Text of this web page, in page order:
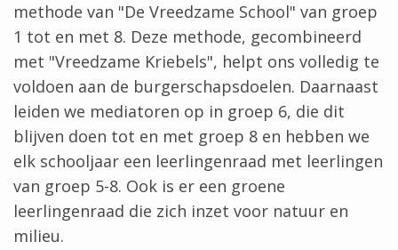
methode van "De Vreedzame School" van groep
1 tot en met 8. Deze methode, gecombineerd
met "Vreedzame Kriebels", helpt ons volledig te
voldoen aan de burgerschapsdoelen. Daarnaast
leiden we mediatoren op in groep 6, die dit
blijven doen tot en met groep 8 en hebben we
elk schooljaar een leerlingenraad met leerlingen
van groep 5-8. Ook is er een groene
leerlingenraad die zich inzet voor natuur en
milieu.